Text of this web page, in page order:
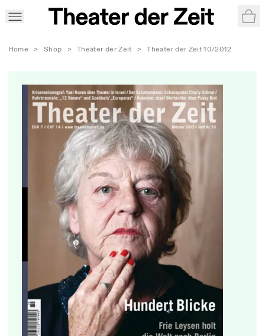
Home > Shop > Theater der Zeit > Theater der Zeit 10/2012